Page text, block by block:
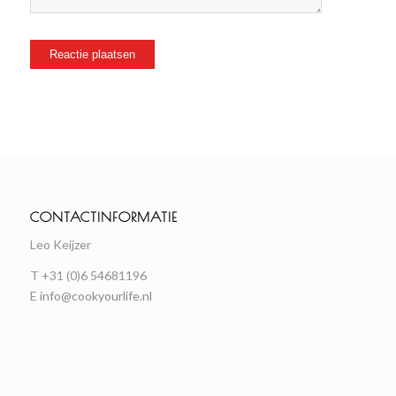
CONTACTINFORMATIE
Leo Keijzer
T +31 (0)6 54681196
E info@cookyourlife.nl